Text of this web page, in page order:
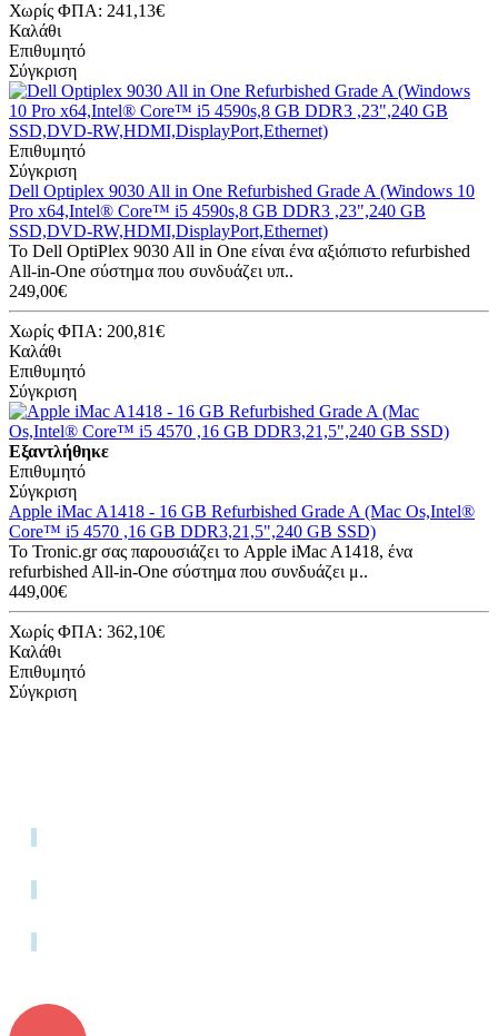
Χωρίς ΦΠΑ: 241,13€
Καλάθι
Επιθυμητό
Σύγκριση
Επιθυμητό
Σύγκριση
Dell Optiplex 9030 All in One Refurbished Grade A (Windows 10
Pro x64,Intel® Core™ i5 4590s,8 GB DDR3 ,23",240 GB
SSD,DVD-RW,HDMI,DisplayPort,Ethernet)
Το Dell OptiPlex 9030 All in One είναι ένα αξιόπιστο refurbished
All-in-One σύστημα που συνδυάζει υπ..
249,00€
Χωρίς ΦΠΑ: 200,81€
Καλάθι
Επιθυμητό
Σύγκριση
Εξαντλήθηκε
Επιθυμητό
Σύγκριση
Apple iMac A1418 - 16 GB Refurbished Grade A (Mac Os,Intel®
Core™ i5 4570 ,16 GB DDR3,21,5",240 GB SSD)
Το Tronic.gr σας παρουσιάζει το Apple iMac A1418, ένα
refurbished All-in-One σύστημα που συνδυάζει μ..
449,00€
Χωρίς ΦΠΑ: 362,10€
Καλάθι
Επιθυμητό
Σύγκριση